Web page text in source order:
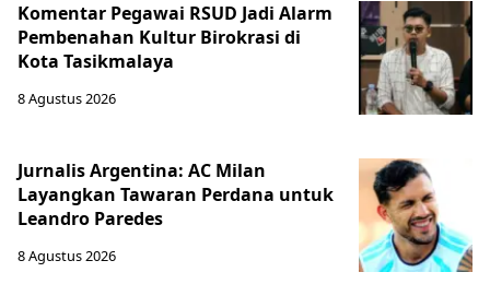
Komentar Pegawai RSUD Jadi Alarm
Pembenahan Kultur Birokrasi di
Kota Tasikmalaya
8 Agustus 2026
Jurnalis Argentina: AC Milan
Layangkan Tawaran Perdana untuk
Leandro Paredes
8 Agustus 2026